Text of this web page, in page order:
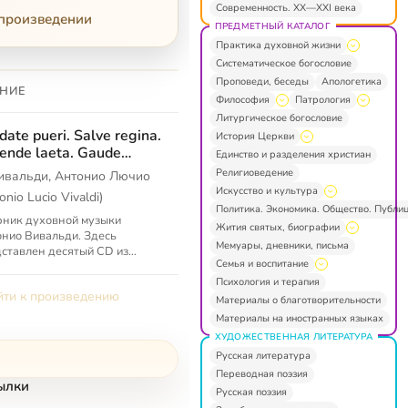
pueri. Salve regina.
laeta. Gaude
Ecclesia. Vos aurae
Gloria Patri
Антонио Лючио
Lucio Vivaldi)
духовной музыки
Вивальди. Здесь
десятый CD из
к произведению
Современность. XX—XXI века
ПРЕДМЕТНЫЙ КАТАЛОГ
Практика духовной жизни
Систематическое богословие
Проповеди, беседы
Апологетика
Философия
Патрология
Литургическое богословие
История Церкви
Единство и разделения христиан
Религиоведение
Искусство и культура
Политика. Экономика. Общество.
Жития святых, биографии
Мемуары, дневники, письма
Семья и воспитание
Психология и терапия
Материалы о благотворительности
Материалы на иностранных языках
ХУДОЖЕСТВЕННАЯ ЛИТЕРАТУРА
Русская литература
Переводная поэзия
Русская поэзия